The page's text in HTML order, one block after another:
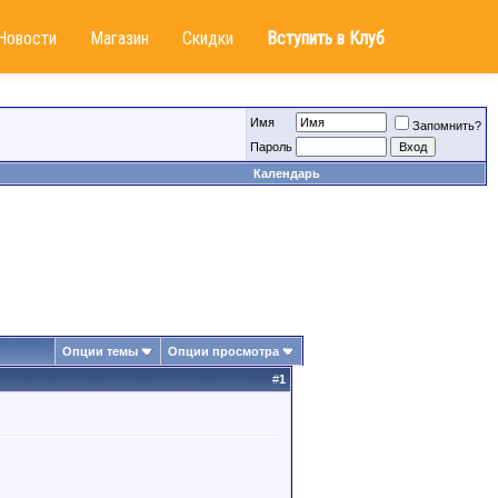
Магазин Скидки Вступить в Клуб
Имя
Запомнить?
Пароль
Календарь
Опции темы Опции просмотра
#1